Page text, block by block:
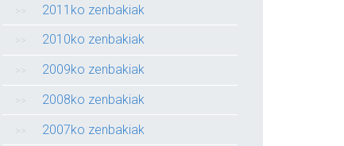
2011ko zenbakiak
2010ko zenbakiak
2009ko zenbakiak
2008ko zenbakiak
2007ko zenbakiak